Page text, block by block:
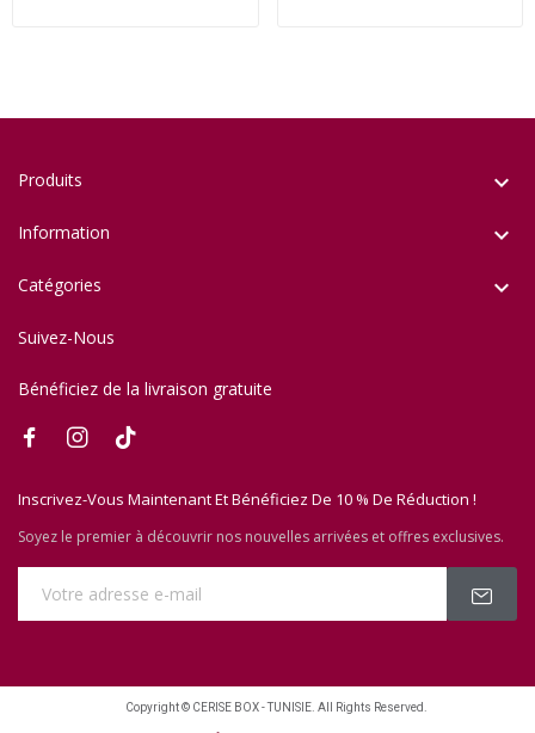
Produits 
Information 
Catégories 
Suivez-Nous
Bénéficiez de la livraison gratuite
Inscrivez-Vous Maintenant Et Bénéficiez De 10 % De Réduction !
Soyez le premier à découvrir nos nouvelles arrivées et offres exclusives.
Copyright © CERISE BOX - TUNISIE. All Rights Reserved.